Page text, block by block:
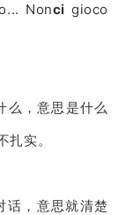
Nonci gioco
么，意思是什么
实。
话，意思就清楚